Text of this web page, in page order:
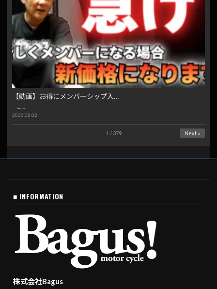
【動画】お得にメンバーシップ入…
こ…
2026.08.02
1 / 379 Next »
■ INFORMATION
株式会社Bagus